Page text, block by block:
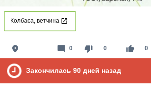
Колбаса, ветчина
place thumb_down 0 thumb_up 0
mode_comment 0
Закончилась 90 дней назад